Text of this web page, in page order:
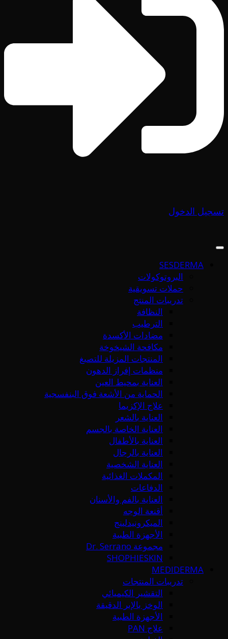
تسجيل الدخول
SESDERMA
البروتوكولات
حملات تسويقية
تدريبات المنتج
النظافة
الترطيب
مضادات الأكسدة
مكافحة الشيخوخة
المنتجات المزيلة للتصبغ
منظمات إفراز الدهون
العناية بمحيط العين
الحماية من الأشعة فوق البنفسجية
علاج الإكزيما
العناية بالشعر
العناية الخاصة بالجسم
العناية بالأطفال
العناية بالرجال
العناية الشخصية
المكملات الغذائية
الدفاعات
العناية بالفم والأسنان
أقنعة الوجه
الميكرونيدلينج
الأجهزة الطبية
مجموعة Dr. Serrano
SHOPHIESKIN
MEDIDERMA
تدريبات المنتجات
التقشير الكيميائي
الوخز بالإبر الدقيقة
الأجهزة الطبية
علاج PAN